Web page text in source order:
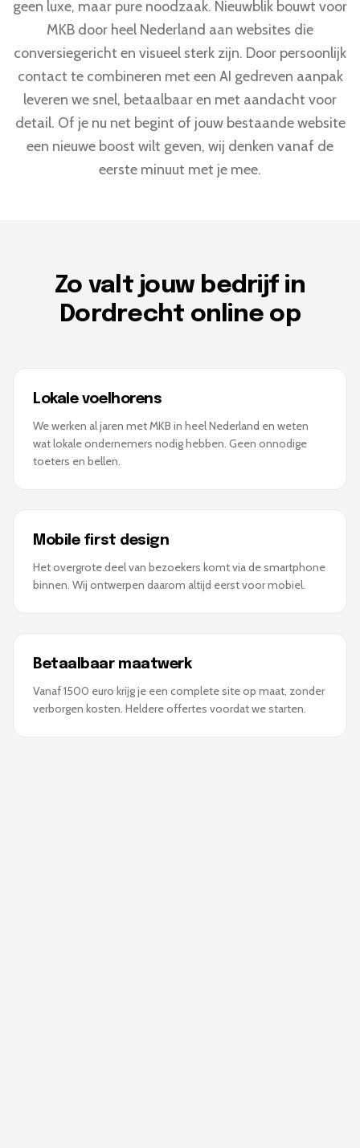
geen luxe, maar pure noodzaak. Nieuwblik bouwt voor
MKB door heel Nederland aan websites die
conversiegericht en visueel sterk zijn. Door persoonlijk
contact te combineren met een AI gedreven aanpak
leveren we snel, betaalbaar en met aandacht voor
detail. Of je nu net begint of jouw bestaande website
een nieuwe boost wilt geven, wij denken vanaf de
eerste minuut met je mee.
Zo valt jouw bedrijf in
Dordrecht online op
Lokale voelhorens
We werken al jaren met MKB in heel Nederland en weten
wat lokale ondernemers nodig hebben. Geen onnodige
toeters en bellen.
Mobile first design
Het overgrote deel van bezoekers komt via de smartphone
binnen. Wij ontwerpen daarom altijd eerst voor mobiel.
Betaalbaar maatwerk
Vanaf 1500 euro krijg je een complete site op maat, zonder
verborgen kosten. Heldere offertes voordat we starten.